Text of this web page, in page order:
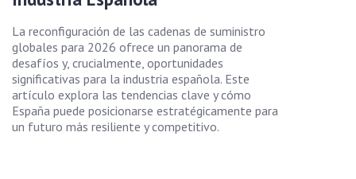
La reconfiguración de las cadenas de suministro
globales para 2026 ofrece un panorama de
desafíos y, crucialmente, oportunidades
significativas para la industria española. Este
artículo explora las tendencias clave y cómo
España puede posicionarse estratégicamente para
un futuro más resiliente y competitivo.